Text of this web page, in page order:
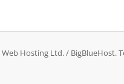
Hosting Ltd. / BigBlueHost.